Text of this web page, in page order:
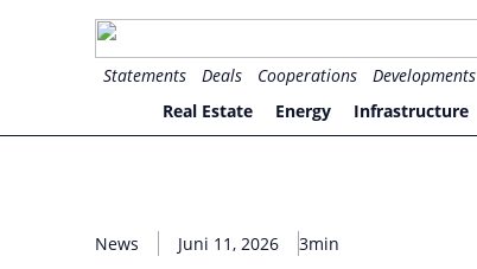
for PHYSIC ASSETS
Statements Deals Cooperations Developments
Real Estate
Energy Infrastructure
News Juni 11, 2026 3min